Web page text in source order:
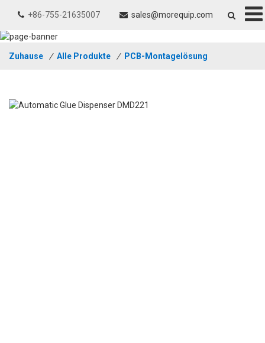
+86-755-21635007 sales@morequip.com
Zuhause / Alle Produkte / PCB-Montagelösung